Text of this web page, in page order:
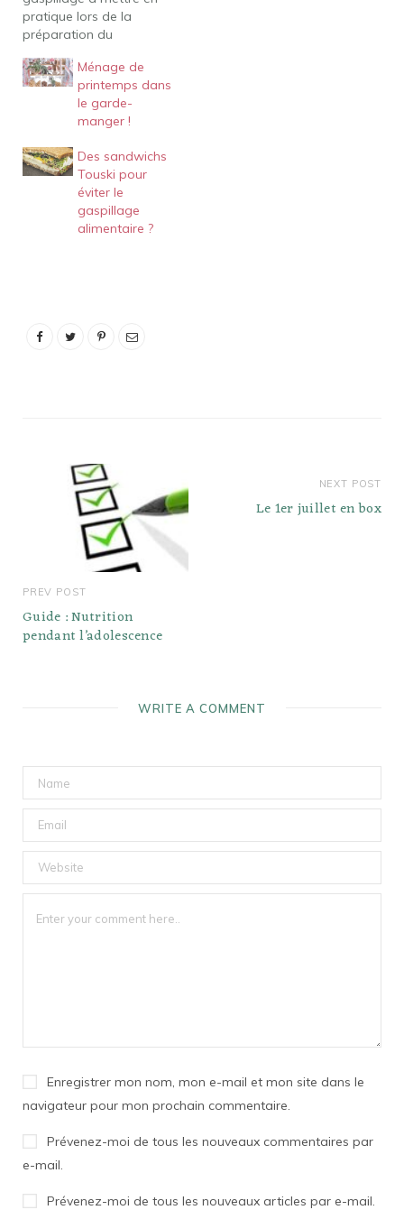
pratique lors de la
préparation du
Comme nous le savons
tous, le 1er juillet, nous
savons tous que
quelqu'un déménage !
box en ce moment, je ne
peux m'empêcher de
constater qu'emballage
Ménage de
printemps dans
le garde-
manger !
Des sandwichs
Touski pour
éviter le
gaspillage
alimentaire ?
PREV POST
Guide : Nutrition
pendant l’adolescence
NEXT POST
Le 1er juillet en box
WRITE A COMMENT
Enregistrer mon nom, mon e-mail et mon site dans le
navigateur pour mon prochain commentaire.
Prévenez-moi de tous les nouveaux commentaires par
e-mail.
Prévenez-moi de tous les nouveaux articles par e-mail.